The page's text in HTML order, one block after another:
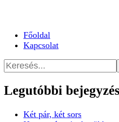
Főoldal
Kapcsolat
Keresés:
Legutóbbi
Két pár, két sors